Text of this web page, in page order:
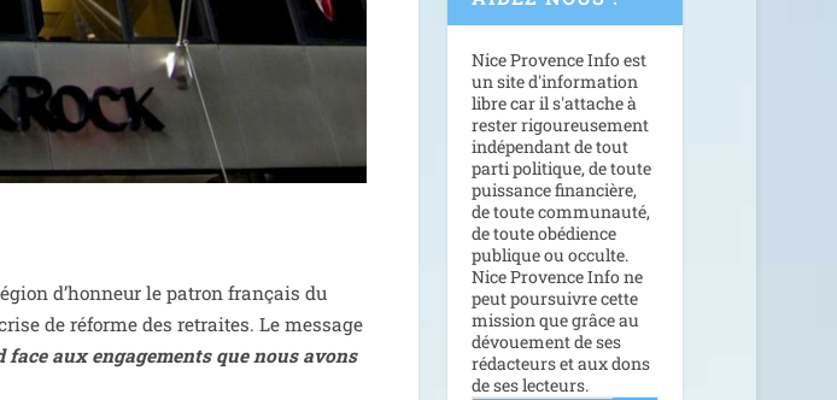
d’hon­neur le patron fran­çais du
de réforme des retraites. Le mes­sage
aux enga­ge­ments que nous avons
Nice Provence Info est
un site d'information
libre car il s'attache à
rester rigoureusement
indépendant de tout
parti politique, de toute
puissance financière,
de toute communauté,
de toute obédience
publique ou occulte.
Nice Provence Info ne
peut poursuivre cette
mission que grâce au
dévouement de ses
rédacteurs et aux dons
de ses lecteurs.